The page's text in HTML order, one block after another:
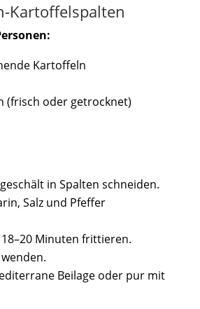
Kartoffelspalten
Kartoffeln
(frisch oder getrocknet)
in Spalten schneiden.
Salz und Pfeffer
18–20 Minuten frittieren.
Beilage oder pur mit